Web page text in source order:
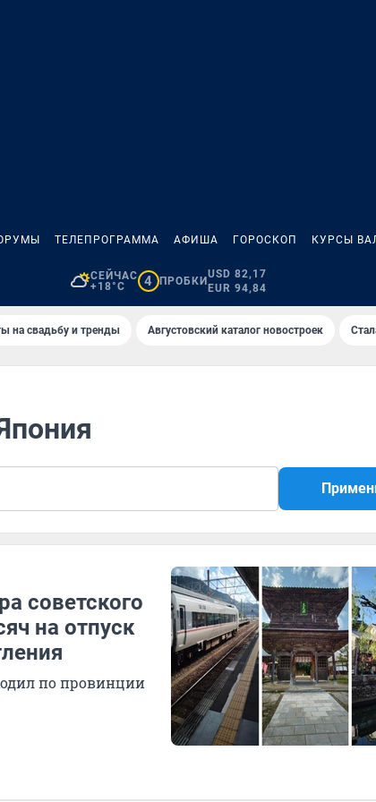
ТЕЛЕПРОГРАММА АФИША ГОРОСКОП КУРСЫ
СЕЙЧАС
+18°C
4 ПРОБКИ
USD 82,17
EUR 94,84
на свадьбу и тренды Августовский каталог новостроек
советского
на отпуск
по провинции